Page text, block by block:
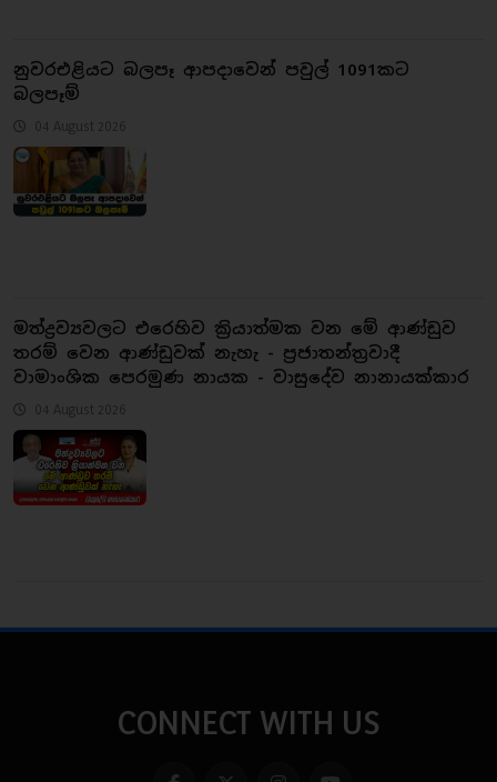
නුවරඑළියට බලපෑ ආපදාවෙන් පවුල් 1091කට
බලපෑම්
04 August 2026
මත්ද්‍රව්‍යවලට එරෙහිව ක්‍රියාත්මක වන මේ ආණ්ඩුව
තරම් වෙන ආණ්ඩුවක් නැහැ - ප්‍රජාතන්ත්‍රවාදී
වාමාංශික පෙරමුණ නායක - වාසුදේව නානායක්කාර
04 August 2026
CONNECT WITH US